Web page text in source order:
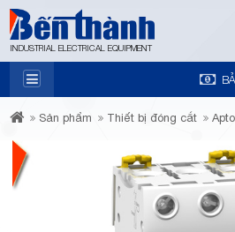
INDUSTRIAL ELECTRICAL EQUIPMENT
7ASản phẩm Thiết bị đóng cắt